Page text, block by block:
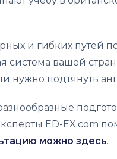
и гибких путей
вашей
нужно подтянуть
ED-EX.com
можно здесь.